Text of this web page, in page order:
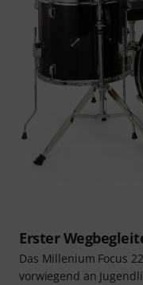
Erster
Das Millenium Focus
vorwiegend an